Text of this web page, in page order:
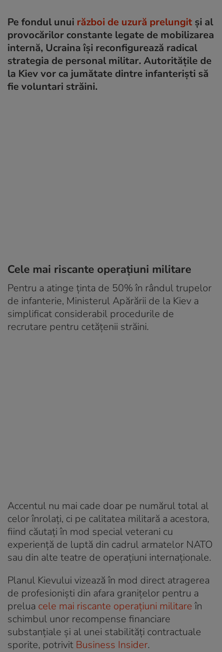
Pe fondul unui război de uzură prelungit și al
provocărilor constante legate de mobilizarea
internă, Ucraina își reconfigurează radical
strategia de personal militar. Autoritățile de
la Kiev vor ca jumătate dintre infanteriști să
fie voluntari străini.
Cele mai riscante operațiuni militare
Pentru a atinge ținta de 50% în rândul trupelor
de infanterie, Ministerul Apărării de la Kiev a
simplificat considerabil procedurile de
recrutare pentru cetățenii străini.
Accentul nu mai cade doar pe numărul total al
celor înrolați, ci pe calitatea militară a acestora,
fiind căutați în mod special veterani cu
experiență de luptă din cadrul armatelor NATO
sau din alte teatre de operațiuni internaționale.
Planul Kievului vizează în mod direct atragerea
de profesioniști din afara granițelor pentru a
prelua cele mai riscante operațiuni militareîn
schimbul unor recompense financiare
substanțiale și al unei stabilități contractuale
sporite, potrivit Business Insider.